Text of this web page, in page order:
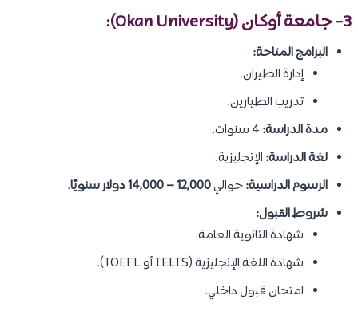
3- جامعة أوكان (Okan University):
البرامج المتاحة:
إدارة الطيران.
تدريب الطيارين.
مدة الدراسة:
لغة الدراسة: الإنجليزية.
الرسوم الدراسية:حوالي12,000 – 14,000 دولار سنويًا
.
شروط القبول:
شهادة الثانوية العامة.
شهادة اللغة الإنجليزية (IELTS أو TOEFL).
امتحان قبول داخلي.